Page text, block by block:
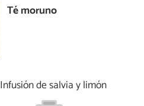
Té moruno
Infusión de salvia y limón